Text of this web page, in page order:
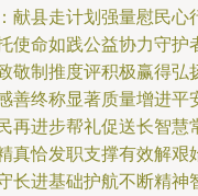
献县走计划强量慰民心
使命如践公益协力守护
敬制推度评积极赢得弘
善终称显著质量增进平
再进步帮礼促送长智慧
真恰发职支撑有效解艰
长进基础护航不断精神